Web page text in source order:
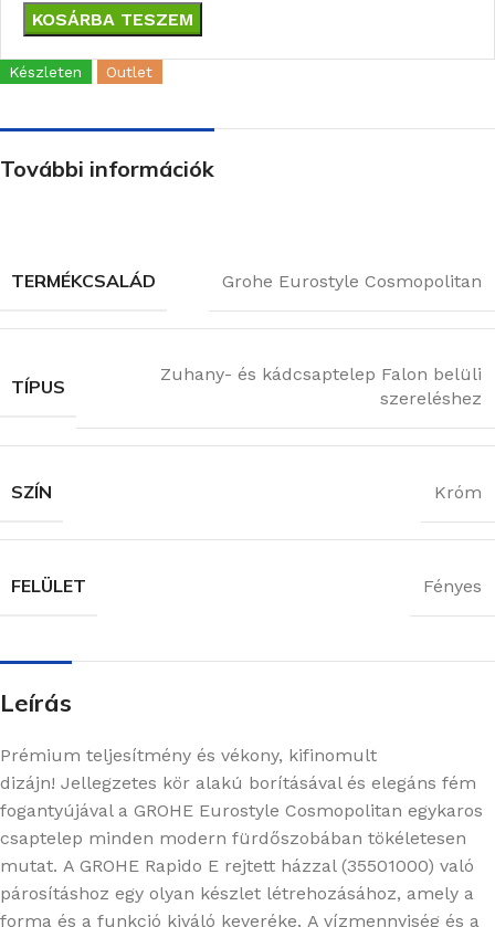
KOSÁRBA TESZEM
Készleten Outlet
További információk
TERMÉKCSALÁD Grohe Eurostyle Cosmopolitan
TÍPUS
Zuhany- és kádcsaptelep Falon belüli
szereléshez
SZÍN Króm
FELÜLET Fényes
Leírás
Prémium teljesítmény és vékony, kifinomult
dizájn! Jellegzetes kör alakú borításával és elegáns fém
fogantyújával a GROHE Eurostyle Cosmopolitan egykaros
csaptelep minden modern fürdőszobában tökéletesen
mutat. A GROHE Rapido E rejtett házzal (35501000) való
párosításhoz egy olyan készlet létrehozásához, amely a
forma és a funkció kiváló keveréke. A vízmennyiség és a